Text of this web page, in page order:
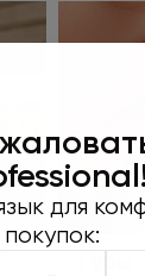
для
покупок:
Губы